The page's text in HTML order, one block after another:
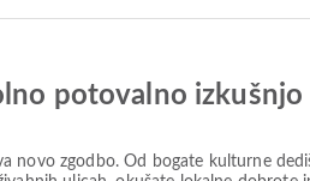
potovalno izkušnjo
novo zgodbo. Od bogate kulturne